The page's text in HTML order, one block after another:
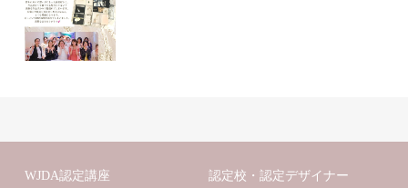
WJDA認定講座 認定校・認定デザイナー